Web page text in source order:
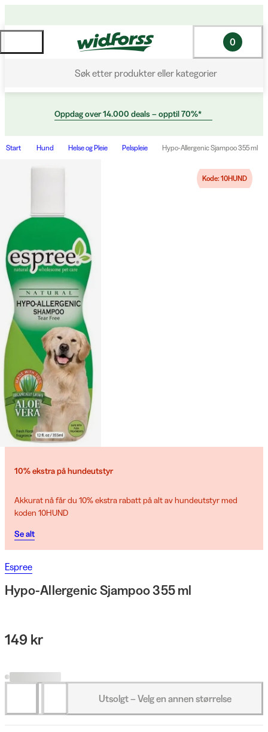
Søk etter produkter eller kategorier
0
Oppdag over 14.000 deals – opptil 70%*
Start Hund Helse og Pleie Pelspleie Hypo-Allergenic Sjampoo 355 ml
Kode: 10HUND
10% ekstra på hundeutstyr
Akkurat nå får du 10% ekstra rabatt på alt av hundeutstyr med
koden 10HUND
Se alt
Espree
Hypo-Allergenic Sjampoo 355 ml
149 kr
Utsolgt – Velg en annen størrelse